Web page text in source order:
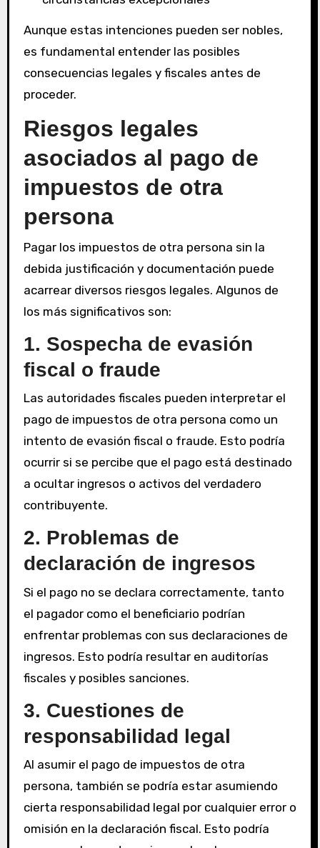
Aunque estas intenciones pueden ser nobles,
es fundamental entender las posibles
consecuencias legales y fiscales antes de
proceder.
Riesgos legales
asociados al pago de
impuestos de otra
persona
Pagar los impuestos de otra persona sin la
debida justificación y documentación puede
acarrear diversos riesgos legales. Algunos de
los más significativos son:
1. Sospecha de evasión
fiscal o fraude
Las autoridades fiscales pueden interpretar el
pago de impuestos de otra persona como un
intento de evasión fiscal o fraude. Esto podría
ocurrir si se percibe que el pago está destinado
a ocultar ingresos o activos del verdadero
contribuyente.
2. Problemas de
declaración de ingresos
Si el pago no se declara correctamente, tanto
el pagador como el beneficiario podrían
enfrentar problemas con sus declaraciones de
ingresos. Esto podría resultar en auditorías
fiscales y posibles sanciones.
3. Cuestiones de
responsabilidad legal
Al asumir el pago de impuestos de otra
persona, también se podría estar asumiendo
cierta responsabilidad legal por cualquier error o
omisión en la declaración fiscal. Esto podría